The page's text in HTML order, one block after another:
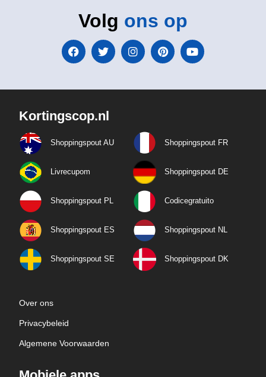
Volg ons op
Kortingscop.nl
Shoppingspout AU Shoppingspout FR
Livrecupom Shoppingspout DE
Shoppingspout PL Codicegratuito
Shoppingspout ES Shoppingspout NL
Shoppingspout SE Shoppingspout DK
Over ons
Privacybeleid
Algemene Voorwaarden